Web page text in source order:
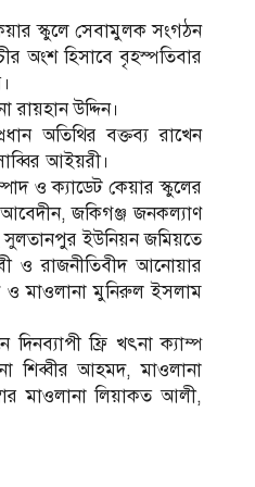
স্কুলে সেবামুলক সংগঠন
অংশ হিসাবে বৃহস্পতিবার
উদ্দিন।
অতিথির বক্তব্য রাখেন
আইয়রী।
ও ক্যাডেট কেয়ার স্কুলের
আবেদীন, জকিগঞ্জ জনকল্যাণ
ইউনিয়ন জমিয়তে
ও রাজনীতিবীদ আনোয়ার
ও মাওলানা মুনিরুল ইসলাম
ফ্রি খৎনা ক্যাম্প
শিব্বীর আহমদ, মাওলানা
মাওলানা লিয়াকত আলী,